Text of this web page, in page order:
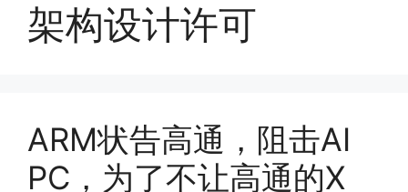
架构设计许可
ARM状告高通，阻击AI
PC，为了不让高通的X